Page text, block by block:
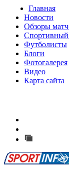
Главная
Новости
Обзоры
Спортивный
Футболисты
Блоги
Фотогалерея
Видео
Карта сайта